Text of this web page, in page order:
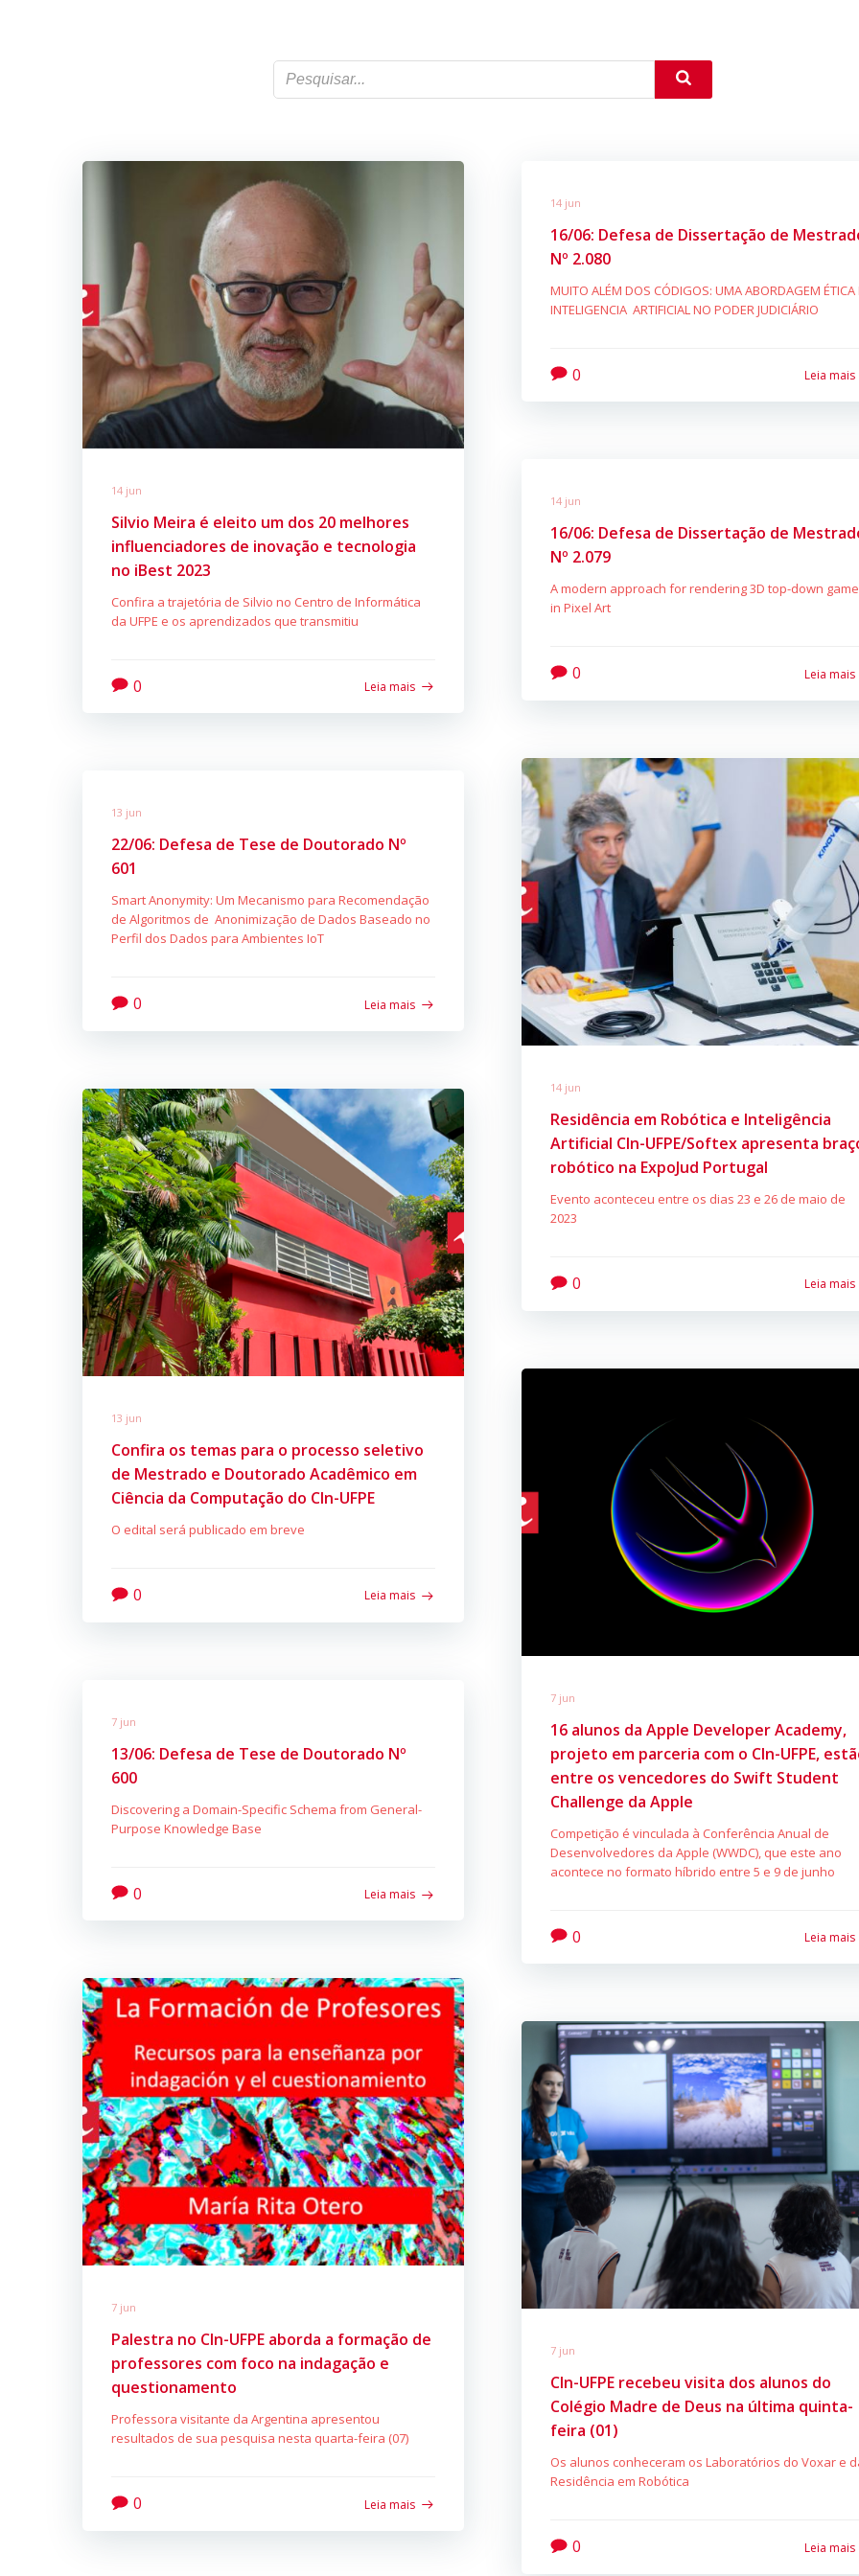
14 jun
Silvio Meira é eleito um dos 20 melhores
influenciadores de inovação e tecnologia
no iBest 2023
Confira a trajetória de Silvio no Centro de Informática
da UFPE e os aprendizados que transmitiu
0 Leia mais
14 jun
16/06: Defesa de Dissertação de
Nº 2.080
MUITO ALÉM DOS CÓDIGOS: UMA ABORDAGEM ÉTICA
INTELIGENCIA ARTIFICIAL NO PODER JUDICIÁRIO
0 Leia mais
14 jun
16/06: Defesa de Dissertação de
Nº 2.079
A modern approach for rendering 3D top-down
in Pixel Art
0 Leia mais
14 jun
Residência em Robótica e Inteligência
Artificial CIn-UFPE/Softex apresenta
robótico na ExpoJud Portugal
Evento aconteceu entre os dias 23 e 26 de maio de
2023
0 Leia mais
13 jun
22/06: Defesa de Tese de Doutorado Nº
601
Smart Anonymity: Um Mecanismo para Recomendação
de Algoritmos de Anonimização de Dados Baseado no
Perfil dos Dados para Ambientes IoT
0 Leia mais
13 jun
Confira os temas para o processo seletivo
de Mestrado e Doutorado Acadêmico em
Ciência da Computação do CIn-UFPE
O edital será publicado em breve
0 Leia mais
7 jun
16 alunos da Apple Developer Academy,
projeto em parceria com o CIn-UFPE,
entre os vencedores do Swift Student
Challenge da Apple
Competição é vinculada à Conferência Anual de
Desenvolvedores da Apple (WWDC), que este ano
acontece no formato híbrido entre 5 e 9 de junho
0 Leia mais
7 jun
13/06: Defesa de Tese de Doutorado Nº
600
Discovering a Domain-Specific Schema from General-
Purpose Knowledge Base
0 Leia mais
7 jun
Palestra no CIn-UFPE aborda a formação de
professores com foco na indagação e
questionamento
Professora visitante da Argentina apresentou
resultados de sua pesquisa nesta quarta-feira (07)
0 Leia mais
7 jun
CIn-UFPE recebeu visita dos alunos do
Colégio Madre de Deus na última quinta-
feira (01)
Os alunos conheceram os Laboratórios do Voxar e
Residência em Robótica
0 Leia mais